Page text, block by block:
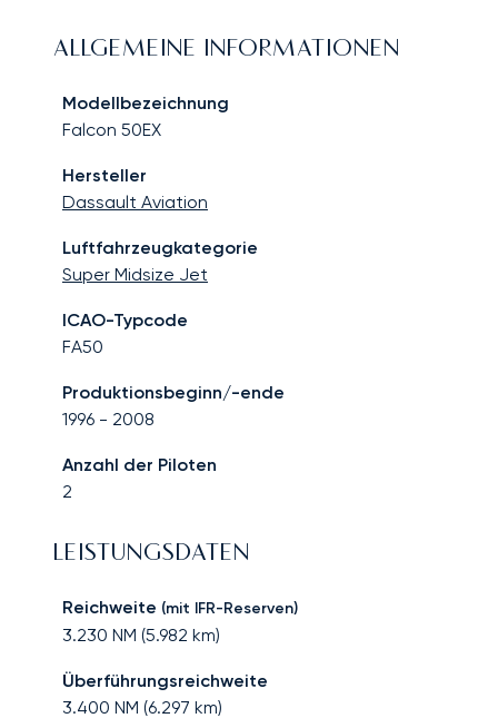
ALLGEMEINE INFORMATIONEN
Modellbezeichnung
Falcon 50EX
Hersteller
Dassault Aviation
Luftfahrzeugkategorie
Super Midsize Jet
ICAO-Typcode
FA50
Produktionsbeginn/-ende
1996 - 2008
Anzahl der Piloten
2
LEISTUNGSDATEN
Reichweite (mit IFR-Reserven)
3.230 NM (5.982 km)
Überführungsreichweite
3.400 NM (6.297 km)